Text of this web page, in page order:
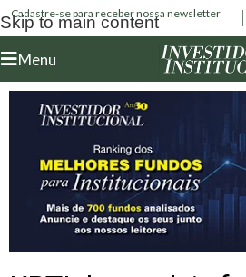
Skip to main content
Cadastre-se para receber nossa newsletter
Menu